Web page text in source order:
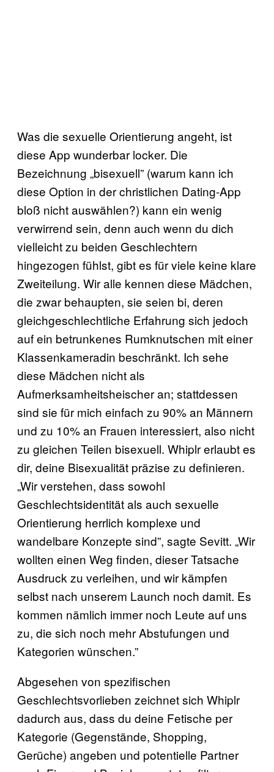
Was die sexuelle Orientierung angeht, ist
diese App wunderbar locker. Die
Bezeichnung „bisexuell” (warum kann ich
diese Option in der christlichen Dating-App
bloß nicht auswählen?) kann ein wenig
verwirrend sein, denn auch wenn du dich
vielleicht zu beiden Geschlechtern
hingezogen fühlst, gibt es für viele keine klare
Zweiteilung. Wir alle kennen diese Mädchen,
die zwar behaupten, sie seien bi, deren
gleichgeschlechtliche Erfahrung sich jedoch
auf ein betrunkenes Rumknutschen mit einer
Klassenkameradin beschränkt. Ich sehe
diese Mädchen nicht als
Aufmerksamheitsheischer an; stattdessen
sind sie für mich einfach zu 90% an Männern
und zu 10% an Frauen interessiert, also nicht
zu gleichen Teilen bisexuell. Whiplr erlaubt es
dir, deine Bisexualität präzise zu definieren.
„Wir verstehen, dass sowohl
Geschlechtsidentität als auch sexuelle
Orientierung herrlich komplexe und
wandelbare Konzepte sind”, sagte Sevitt. „Wir
wollten einen Weg finden, dieser Tatsache
Ausdruck zu verleihen, und wir kämpfen
selbst nach unserem Launch noch damit. Es
kommen nämlich immer noch Leute auf uns
zu, die sich noch mehr Abstufungen und
Kategorien wünschen.”
Abgesehen von spezifischen
Geschlechtsvorlieben zeichnet sich Whiplr
dadurch aus, dass du deine Fetische per
Kategorie (Gegenstände, Shopping,
Gerüche) angeben und potentielle Partner